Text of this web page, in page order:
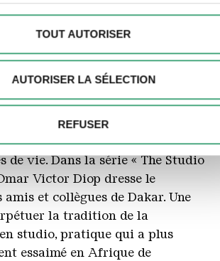
la déclaration sur les cookies.
offrir des fonctionnalités spéciales et
sur notre site web. Nous pouvons
sur votre utilisation de notre site
combiner ces informations avec
leur avez fournies ou qu'ils ont collectées
utilisation des services.
TOUT AUTORISER
AUTORISER LA SÉLECTION
REFUSER
à Dakar, au Sénégal.
et de mode, il est l’auteur
d’expression comme la création
stylisme et l’écriture créative. La
pour lui le moyen de capter
de la société africaine moderne
de vie. Dans la série « The Studio
Victor Diop dresse le
et collègues de Dakar. Une
la tradition de la
studio, pratique qui a plus
essaimé en Afrique de